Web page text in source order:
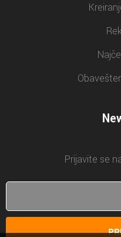
Prijavite se